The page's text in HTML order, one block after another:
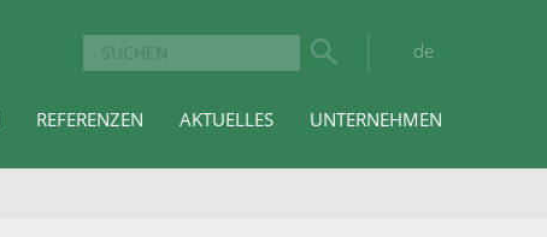
de
REFERENZEN AKTUELLES UNTERNEHMEN